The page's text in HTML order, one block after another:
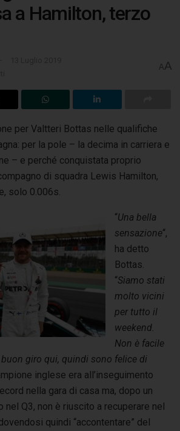
a Hamilton, terzo
AA
per Valtteri Bottas nelle qualifiche
per la pole – la decima in carriera e
– e perché conquistata proprio
di squadra Lewis Hamilton,
solo 0.006s.
“Una bella
sensazione“,
ha detto
Bottas.
“Siamo stati
molto vicini
per tutto il
weekend.
Non è facile
giro qui, quindi sono felice di
inglese era all’inseguimento
nella gara di casa ma, dopo un
nel Q3, non è riuscito a recuperare nel
quindi “accontentare” del